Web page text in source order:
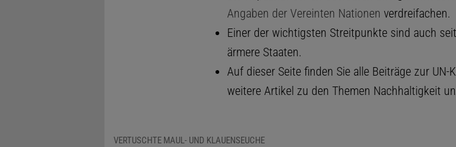
Angaben der Vereinten Nationen verdreifachen.
Einer der wichtigsten Streitpunkte sind auch
ärmere Staaten.
Auf dieser Seite finden Sie alle Beiträge zur UN-
weitere Artikel zu den Themen Nachhaltigkeit
VERTUSCHTE MAUL- UND KLAUENSEUCHE